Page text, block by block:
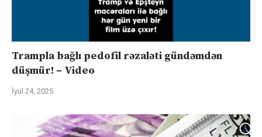
Trampla bağlı pedofil rəzaləti gündəmdən
düşmür! – Video
İyul 24, 2025